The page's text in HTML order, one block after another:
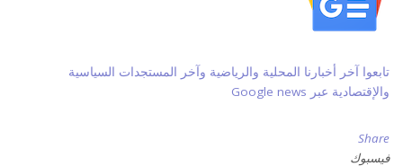
تابعوا آخر أخبارنا المحلية والرياضية وآخر المستجدات السياسية
والإقتصادية عبر Google news
Share
فيسبوك